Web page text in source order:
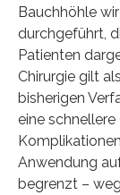
Bauchhöhle
durchgeführt,
Patienten
Chirurgie gilt
bisherigen
eine
Anwendung
begrenzt –